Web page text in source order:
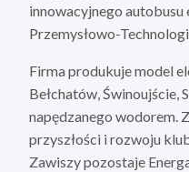
innowacyjnego
Przemysłowo-
Firma produkuje model
Bełchatów, Świnoujście,
napędzanego wodorem.
przyszłości i rozwoju
Zawiszy pozostaje